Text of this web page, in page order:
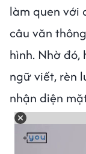
làm quen với
câu văn
hình. Nhờ
ngữ viết, rèn
nhận diện